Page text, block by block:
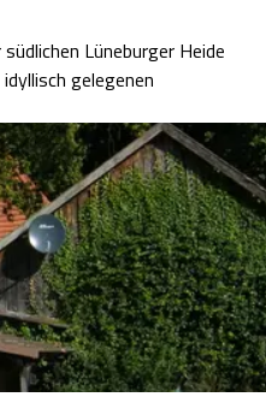
Lüneburger Heide
gelegenen